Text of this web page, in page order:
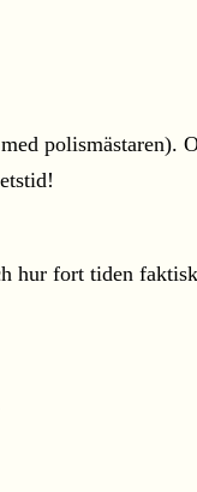
polismästaren).
hur fort tiden